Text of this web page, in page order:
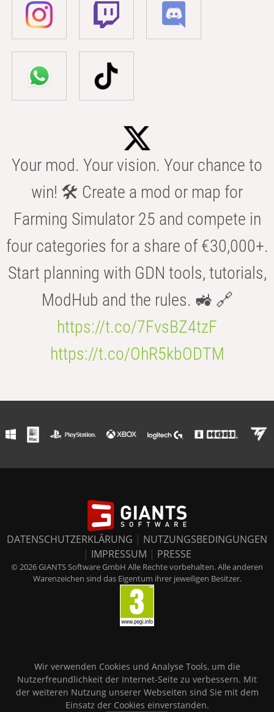
Your mod. Your vision. Your chance to
win! 🛠️ Create a mod or map for
Farming Simulator 25 and compete in
four categories for a share of €30,000+.
Start planning with GDN tools, tutorials,
ModHub and the rules. 🚜 🔗
https://t.co/7FvsBZ4tzF
https://t.co/OhR5kbODTM
DATENSCHUTZERKLÄRUNG | NUTZUNGSBEDINGUNGEN
| IMPRESSUM | PRESSE
© 2026 GIANTS Software GmbH Alle Rechte vorbehalten. Alle anderen
Warenzeichen sind das Eigentum ihrer jeweiligen Besitzer.
Wir verwenden Cookies und Analyse Tools, um die
Nutzerfreundlichkeit der Internet-Seite zu verbessern. Mit
der weiteren Nutzung unserer Webseiten sind Sie mit dem
Einsatz der Cookies einverstanden.